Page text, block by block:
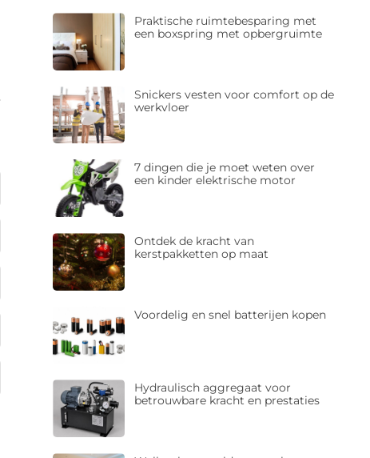
Praktische ruimtebesparing met
een boxspring met opbergruimte
Snickers vesten voor comfort op de
werkvloer
7 dingen die je moet weten over
een kinder elektrische motor
Ontdek de kracht van
kerstpakketten op maat
Voordelig en snel batterijen kopen
Hydraulisch aggregaat voor
betrouwbare kracht en prestaties